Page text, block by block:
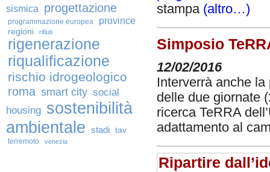
sismica
progettazione
programmazione europea province
regioni rifiuti
rigenerazione
riqualificazione
rischio idrogeologico
roma smart city social
housing sostenibilità
ambientale stadi tav
terremoto venezia
stampa (altro…)
Simposio
12/02/2016
Interverrà anche
delle due giornate (
ricerca TeRRA
adattamento al
Ripartire